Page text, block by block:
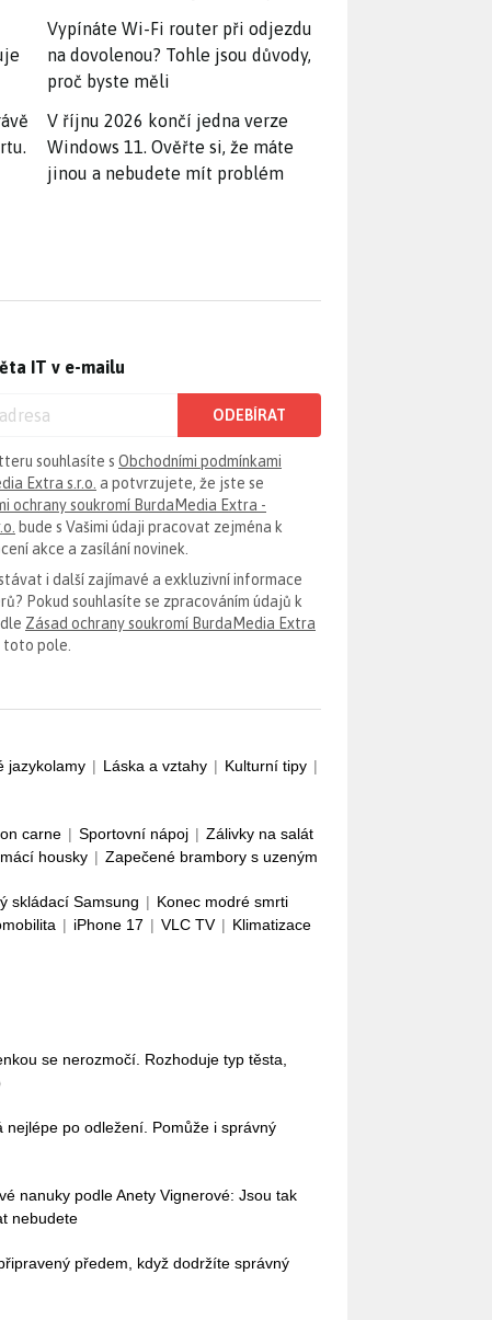
Vypínáte Wi-Fi router při odjezdu
na dovolenou? Tohle jsou důvody,
proč byste měli
V říjnu 2026 končí jedna verze
Windows 11. Ověřte si, že máte
jinou a nebudete mít problém
IT v e-mailu
ODEBÍRAT
souhlasíte s Obchodními podmínkami
Extra s.r.o. a potvrzujete, že jste se
ochrany soukromí BurdaMedia Extra -
bude s Vašimi údaji pracovat zejména k
akce a zasílání novinek.
i další zajímavé a exkluzivní informace
Pokud souhlasíte se zpracováním údajů k
Zásad ochrany soukromí BurdaMedia Extra
pole.
jazykolamy | Láska a vztahy | Kulturní tipy |
carne | Sportovní nápoj | Zálivky na salát
housky | Zapečené brambory s uzeným
skládací Samsung | Konec modré smrti
| iPhone 17 | VLC TV | Klimatizace
se nerozmočí. Rozhoduje typ těsta,
po odležení. Pomůže i správný
nanuky podle Anety Vignerové: Jsou tak
nebudete
předem, když dodržíte správný